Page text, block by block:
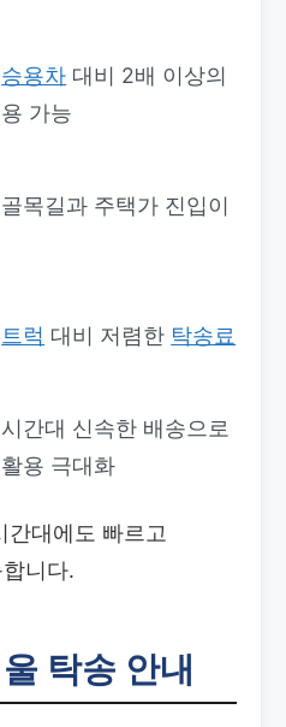
승용차 대비 2배 이상의
가능
목길과 주택가 진입이
트럭 대비 저렴한 탁송료
간대 신속한 배송으로
용 극대화
간대에도 빠르고
니다.
탁송 안내